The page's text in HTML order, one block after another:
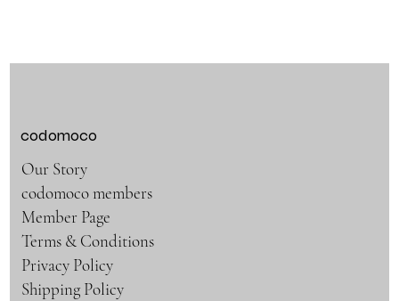
codomoco
Our Story
codomoco members
Member Page
Terms & Conditions
Privacy Policy
Shipping Policy